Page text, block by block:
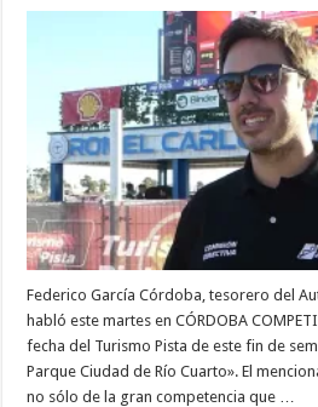
Federico García Córdoba, tesorero del
habló este martes en CÓRDOBA
fecha del Turismo Pista de este fin de
Parque Ciudad de Río Cuarto». El
no sólo de la gran competencia que …